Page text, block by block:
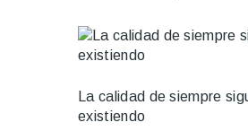
La calidad de siempre
existiendo